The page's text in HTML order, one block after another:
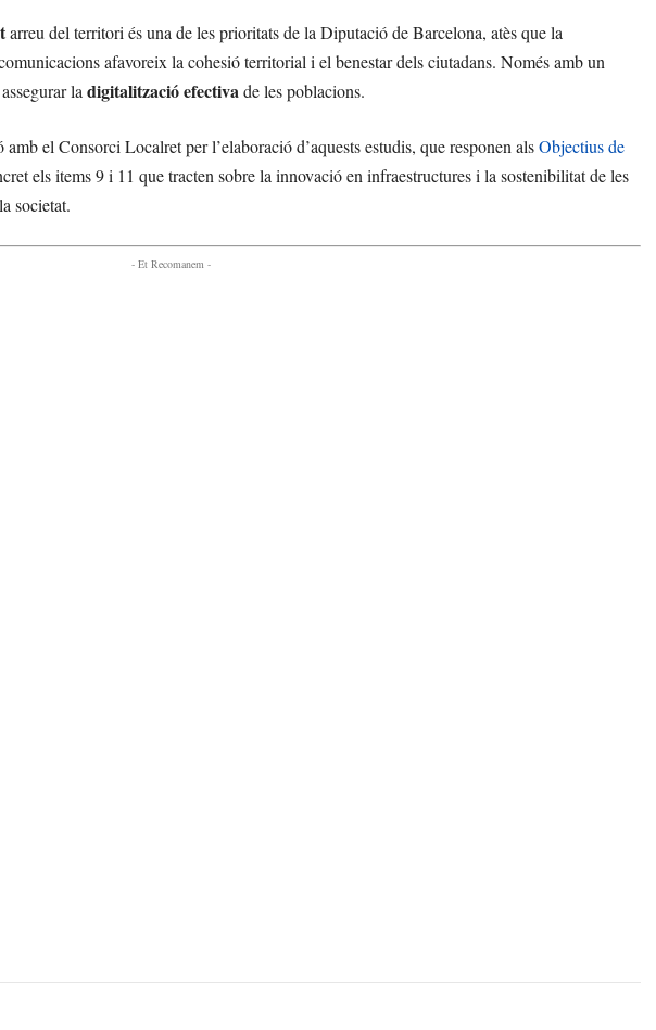
arreu del territori és una de les prioritats de la Diputació de Barcelona, atès que la
afavoreix la cohesió territorial i el benestar dels ciutadans. Només amb un
ladigitalització efectivade les poblacions.
el Consorci Localret per l’elaboració d’aquests estudis, que responen alsObjectius de
els items 9 i 11 que tracten sobre la innovació en infraestructures i la sostenibilitat de les
societat.
- Et Recomanem -